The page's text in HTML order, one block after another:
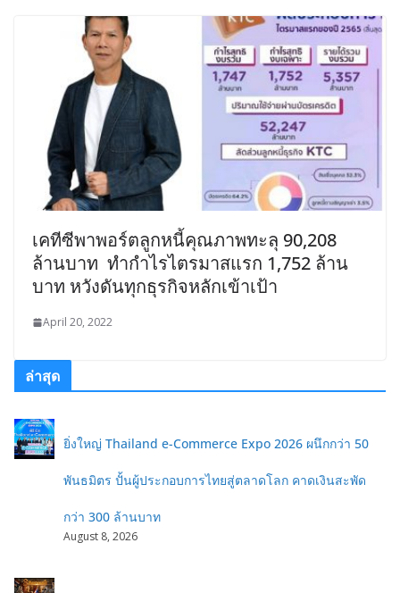
เคทีซีพาพอร์ตลูกหนี้คุณภาพทะลุ 90,208
ล้านบาท ทำกำไรไตรมาสแรก 1,752 ล้าน
บาท หวังดันทุกธุรกิจหลักเข้าเป้า
April 20, 2022
ล่าสุด
ยิ่งใหญ่ Thailand e-Commerce Expo 2026 ผนึกกว่า 50
พันธมิตร ปั้นผู้ประกอบการไทยสู่ตลาดโลก คาดเงินสะพัด
กว่า 300 ล้านบาท
August 8, 2026